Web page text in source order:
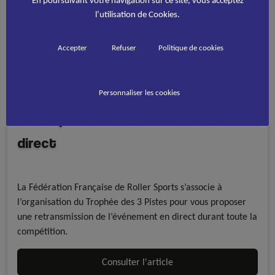
direct
La Fédération Française de Roller Sports s’associe à
l’organisation du Trophée des 3 Pistes pour vous proposer
une retransmission de l’événement en direct durant toute la
compétition.
Consulter l'article
l’utilisation de Cookies.
Accepter Refuser Politique de cookies
Personnaliser les cookies